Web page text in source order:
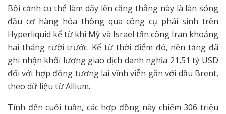
Bối cảnh cụ thể làm dấy lên căng thẳng này là làn sóng
đầu cơ hàng hóa thông qua công cụ phái sinh trên
Hyperliquid kể từ khi Mỹ và Israel tấn công Iran khoảng
hai tháng rưỡi trước. Kể từ thời điểm đó, nền tảng đã
ghi nhận khối lượng giao dịch danh nghĩa 21,51 tỷ USD
đối với hợp đồng tương lai vĩnh viễn gắn với dầu Brent,
theo dữ liệu từ Allium.
Tính đến cuối tuần, các hợp đồng này chiếm 306 triệu